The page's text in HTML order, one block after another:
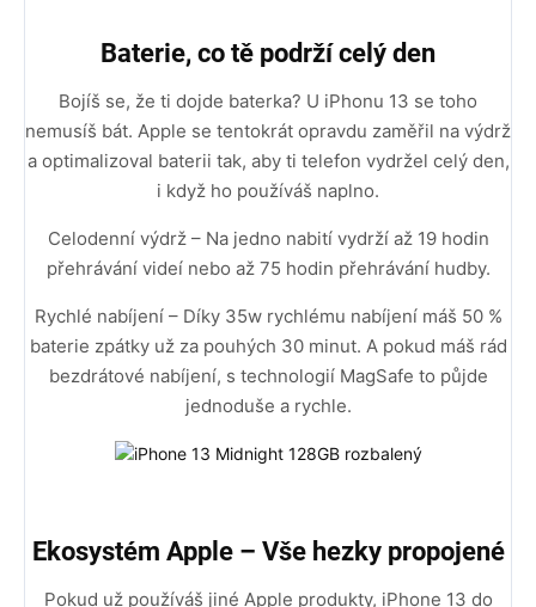
Baterie, co tě podrží celý den
Bojíš se, že ti dojde baterka? U iPhonu 13 se toho
nemusíš bát. Apple se tentokrát opravdu zaměřil na výdrž
a optimalizoval baterii tak, aby ti telefon vydržel celý den,
i když ho používáš naplno.
Celodenní výdrž – Na jedno nabití vydrží až 19 hodin
přehrávání videí nebo až 75 hodin přehrávání hudby.
Rychlé nabíjení – Díky 35w rychlému nabíjení máš 50 %
baterie zpátky už za pouhých 30 minut. A pokud máš rád
bezdrátové nabíjení, s technologií MagSafe to půjde
jednoduše a rychle.
Ekosystém Apple – Vše hezky propojené
Pokud už používáš jiné Apple produkty, iPhone 13 do